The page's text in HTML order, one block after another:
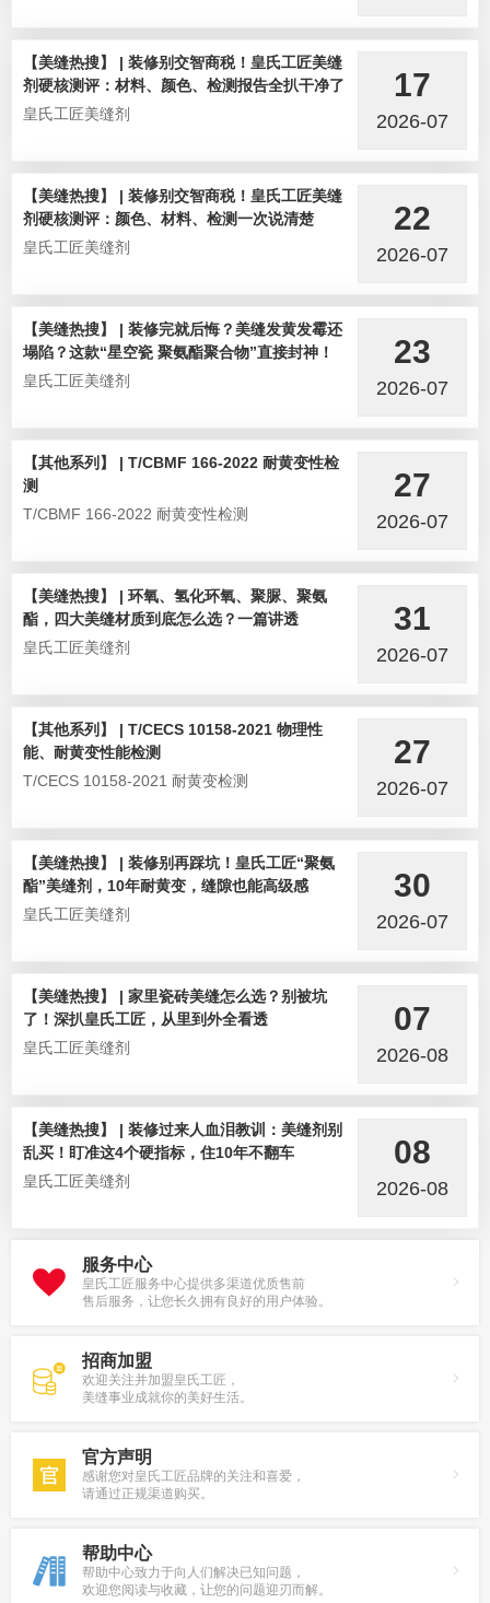
【美缝热搜】 | 装修别交智商税！皇氏工匠美缝
剂硬核测评：材料、颜色、检测报告全扒干净了
皇氏工匠美缝剂
17
2026-07
【美缝热搜】 | 装修别交智商税！皇氏工匠美缝
剂硬核测评：颜色、材料、检测一次说清楚
皇氏工匠美缝剂
22
2026-07
【美缝热搜】 | 装修完就后悔？美缝发黄发霉还
塌陷？这款“星空瓷 聚氨酯聚合物”直接封神！
皇氏工匠美缝剂
23
2026-07
【其他系列】 | T/CBMF 166-2022 耐黄变性检
测
T/CBMF 166-2022 耐黄变性检测
27
2026-07
【美缝热搜】 | 环氧、氢化环氧、聚脲、聚氨
酯，四大美缝材质到底怎么选？一篇讲透
皇氏工匠美缝剂
31
2026-07
【其他系列】 | T/CECS 10158-2021 物理性
能、耐黄变性能检测
T/CECS 10158-2021 耐黄变检测
27
2026-07
【美缝热搜】 | 装修别再踩坑！皇氏工匠“聚氨
酯”美缝剂，10年耐黄变，缝隙也能高级感
皇氏工匠美缝剂
30
2026-07
【美缝热搜】 | 家里瓷砖美缝怎么选？别被坑
了！深扒皇氏工匠，从里到外全看透
皇氏工匠美缝剂
07
2026-08
【美缝热搜】 | 装修过来人血泪教训：美缝剂别
乱买！盯准这4个硬指标，住10年不翻车
皇氏工匠美缝剂
08
2026-08
服务中心
皇氏工匠服务中心提供多渠道优质售前
售后服务，让您长久拥有良好的用户体验。
招商加盟
欢迎关注并加盟皇氏工匠，
美缝事业成就你的美好生活。
官方声明
感谢您对皇氏工匠品牌的关注和喜爱，
请通过正规渠道购买。
帮助中心
帮助中心致力于向人们解决已知问题，
欢迎您阅读与收藏，让您的问题迎刃而解。